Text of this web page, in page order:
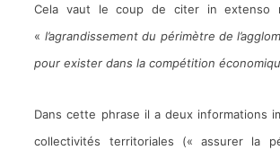
Cela vaut le coup de citer in extenso
« l’agrandissement du périmètre de
pour exister dans la compétition
Dans cette phrase il a deux informations
collectivités territoriales (« assurer la